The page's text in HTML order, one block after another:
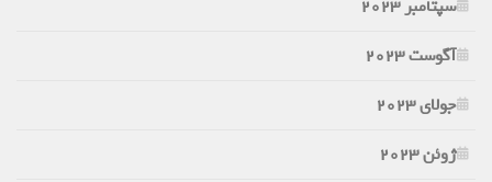
سپتامبر 2023
آگوست 2023
جولای 2023
ژوئن 2023